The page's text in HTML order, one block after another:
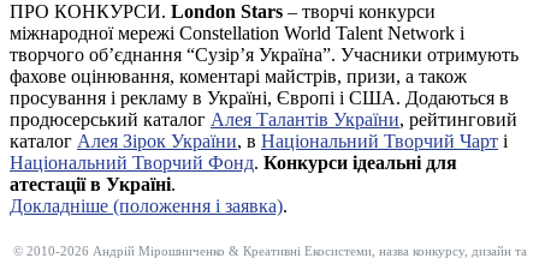
ПРО КОНКУРСИ. London Stars – творчі конкурси
міжнародної мережі Constellation World Talent Network і
творчого об’єднання “Сузір’я Україна”. Учасники отримують
фахове оцінювання, коментарі майстрів, призи, а також
просування і рекламу в Україні, Європі і США. Додаються в
продюсерський каталог Алея Талантів України, рейтинговий
каталог Алея Зірок України, в Національний Творчий Чарт і
Національний Творчий Фонд. Конкурси ідеальні для
атестації в Україні.
Докладніше (положення і заявка).
© 2010-2026 Андрій Мірошниченко & Креативні Екосистеми, назва конкурсу, дизайн та